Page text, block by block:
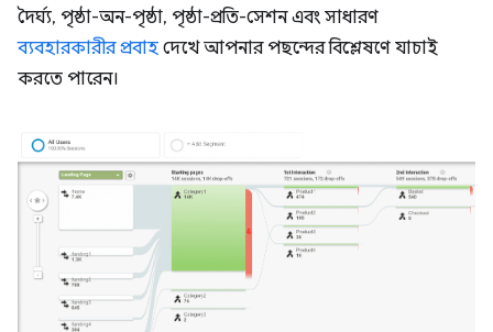
দৈর্ঘ্য, পৃষ্ঠা-অন-পৃষ্ঠা, পৃষ্ঠা-প্রতি-সেশন এবং সাধারণ
ব্যবহারকারীর প্রবাহ দেখে আপনার পছন্দের বিশ্লেষণে যাচাই
করতে পারেন।